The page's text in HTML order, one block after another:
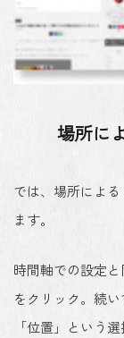
場所に
では、場所によ
ます。
時間軸での設定
をクリック。続
「位置」という